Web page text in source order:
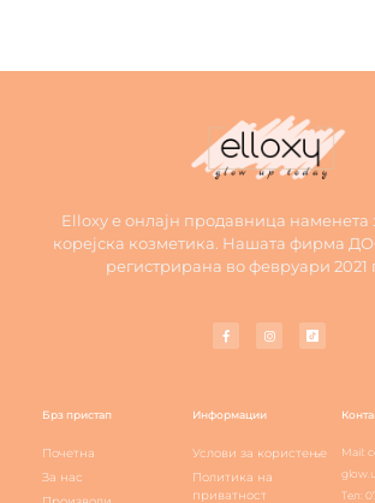
Elloxy е онлајн продавница наменета
корејска козметика. Нашата фирма
регистрирана во февруари 2021
Брз пристап
Почетна
За нас
Информации
Услови за користење
Политика на
приватност
Mail:
Тел: